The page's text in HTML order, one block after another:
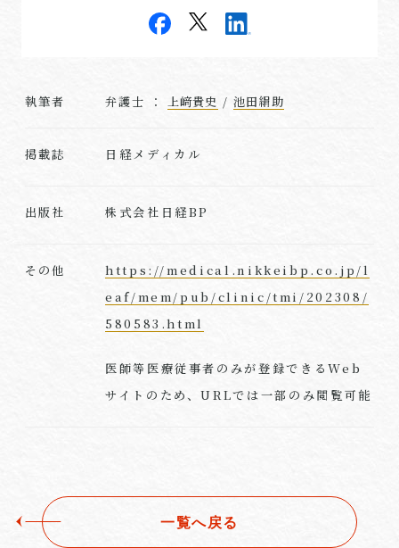
執筆者 弁護士 ： 上﨑貴史 / 池田絹助
掲載誌 日経メディカル
出版社 株式会社日経BP
その他
https://medical.nikkeibp.co.jp/l
eaf/mem/pub/clinic/tmi/202308/
580583.html
医師等医療従事者のみが登録できるWeb
サイトのため、URLでは一部のみ閲覧可能
一覧へ戻る